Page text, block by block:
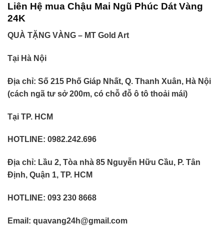
Liên Hệ mua Chậu Mai Ngũ Phúc Dát Vàng
24K
QUÀ TẶNG VÀNG – MT Gold Art
Tại Hà Nội
Địa chỉ: Số 215 Phố Giáp Nhất, Q. Thanh Xuân, Hà Nội
(cách ngã tư sở 200m, có chỗ đỗ ô tô thoải mái)
Tại TP. HCM
HOTLINE: 0982.242.696
Địa chỉ: Lầu 2, Tòa nhà 85 Nguyễn Hữu Cầu, P. Tân
Định, Quận 1, TP. HCM
HOTLINE: 093 230 8668
Email: quavang24h@gmail.com